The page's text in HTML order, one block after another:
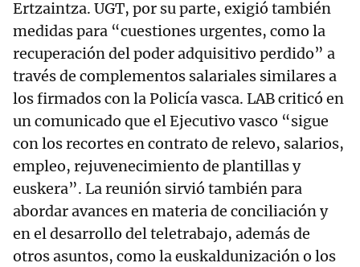
Ertzaintza. UGT, por su parte, exigió también
medidas para “cuestiones urgentes, como la
recuperación del poder adquisitivo perdido” a
través de complementos salariales similares a
los firmados con la Policía vasca. LAB criticó en
un comunicado que el Ejecutivo vasco “sigue
con los recortes en contrato de relevo, salarios,
empleo, rejuvenecimiento de plantillas y
euskera”. La reunión sirvió también para
abordar avances en materia de conciliación y
en el desarrollo del teletrabajo, además de
otros asuntos, como la euskaldunización o los